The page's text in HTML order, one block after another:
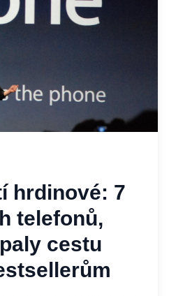
hrdinové: 7
telefonů,
cestu